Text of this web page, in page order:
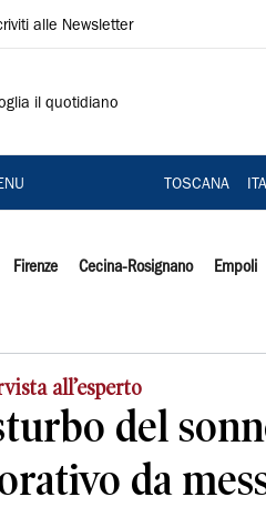
alle Newsletter
il quotidiano
TOSCANA
Firenze Cecina-Rosignano Empoli
all’esperto
del
da